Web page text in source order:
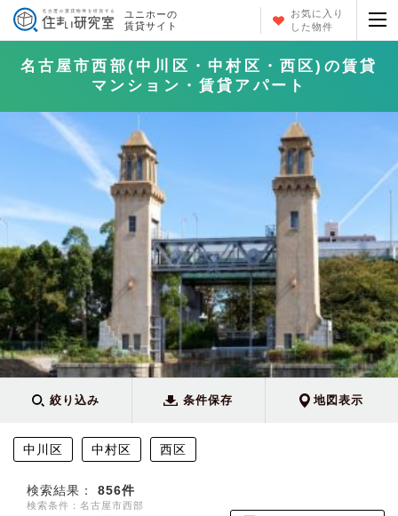
ユニホーの
賃貸サイト
お気に入り
した物件
名古屋市西部(中川区・中村区・西区)の賃貸
マンション・賃貸アパート
絞り込み 条件保存 地図表示
中川区 中村区 西区
検索結果： 856件
検索条件：名古屋市西部